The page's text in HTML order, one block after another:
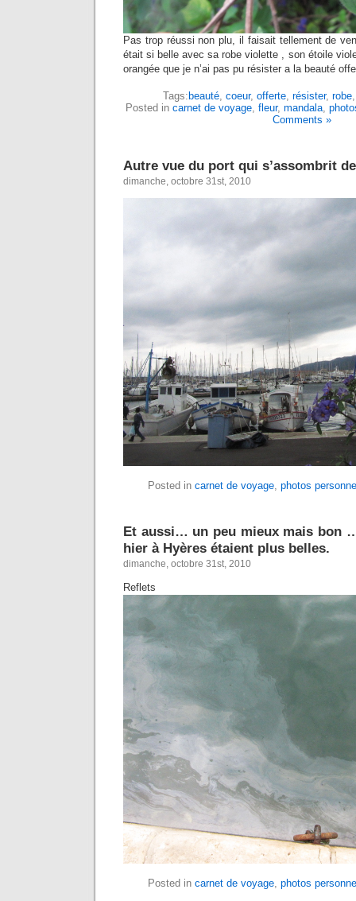
Pas trop réussi non plu, il faisait tellement de
était si belle avec sa robe violette , son étoile
orangée que je n’ai pas pu résister a la beauté
Tags:beauté coeur, offerte résister, robe
Posted in carnet de voyage, fleur, mandala,
Comments »
Autre vue du port qui s’assombrit
dimanche, octobre 31st, 2010
Posted in carnet de voyage, photos
Et aussi… un peu mieux mais bon
hier à Hyères étaient plus belles.
dimanche, octobre 31st, 2010
Reflets
Posted in carnet de voyage photos